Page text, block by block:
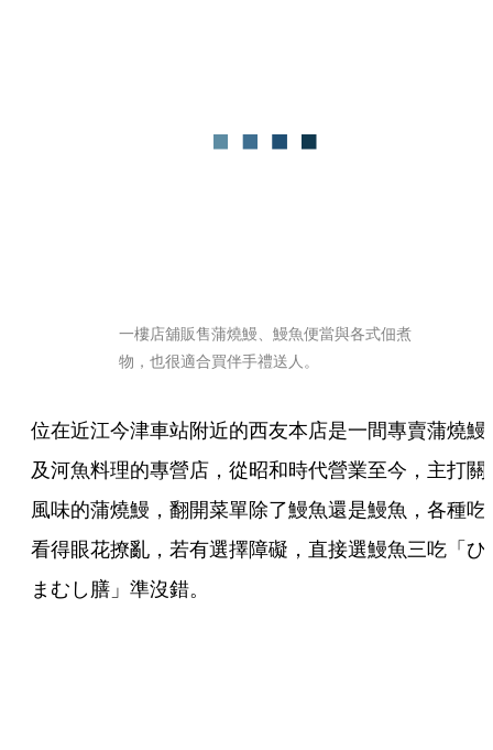
一樓店舖販售蒲燒鰻、鰻魚便當與各式佃煮
物，也很適合買伴手禮送人。
位在近江今津車站附近的西友本店是一間專賣蒲燒鰻
及河魚料理的專營店，從昭和時代營業至今，主打關
風味的蒲燒鰻，翻開菜單除了鰻魚還是鰻魚，各種吃
看得眼花撩亂，若有選擇障礙，直接選鰻魚三吃「ひ
まむし膳」準沒錯。